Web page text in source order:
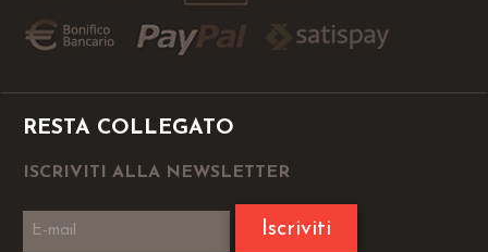
RESTA COLLEGATO
ISCRIVITI ALLA NEWSLETTER
Iscriviti